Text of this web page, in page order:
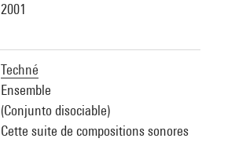
2001
Techné
Ensemble
(Conjunto disociable)
Cette suite de compositions sonores